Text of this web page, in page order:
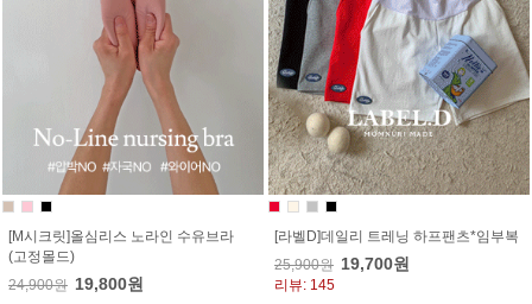
[M시크릿]올심리스 노라인 수유브라
(고정몰드)
24,900원 19,800원
[라벨D]데일리 트레닝 하프팬츠*임부복
25,900원 19,700원
리뷰: 145